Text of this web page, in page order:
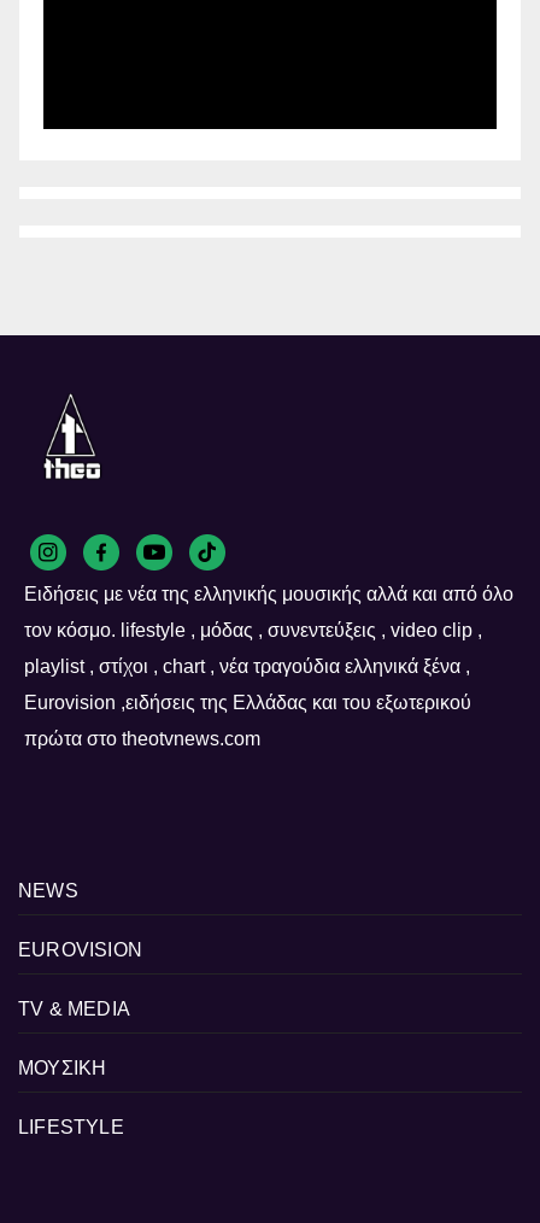
Ειδήσεις με νέα της ελληνικής μουσικής αλλά και από όλο
τον κόσμο. lifestyle , μόδας , συνεντεύξεις , video clip ,
playlist , στίχοι , chart , νέα τραγούδια ελληνικά ξένα ,
Eurovision ,ειδήσεις της Ελλάδας και του εξωτερικού
πρώτα στο theotvnews.com
NEWS
EUROVISION
TV & MEDIA
ΜΟΥΣΙΚΗ
LIFESTYLE